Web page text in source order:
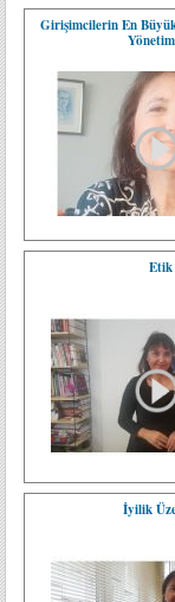
Girişimcilerin En
Etik
İyilik